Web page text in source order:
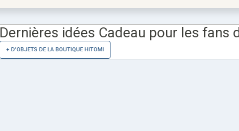
Dernières idées Cadeau pour les fans
+ D'OBJETS DE LA BOUTIQUE HITOMI